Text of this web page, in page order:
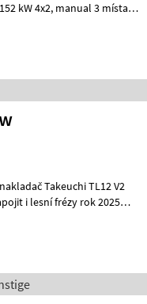
frézy rok 2025